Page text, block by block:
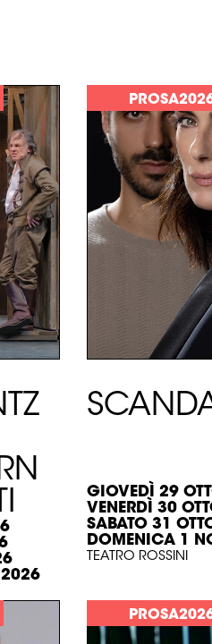
2026
GIOVEDÌ 29
VENERDÌ 30
SABATO 31
DOMENICA 1
TEATRO ROSSINI
SCOPRI >